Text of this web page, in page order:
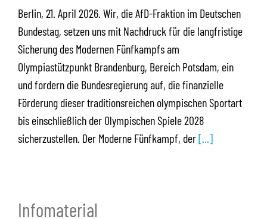
Berlin, 21. April 2026. Wir, die AfD-Fraktion im Deutschen
Bundestag, setzen uns mit Nachdruck für die langfristige
Sicherung des Modernen Fünfkampfs am
Olympiastützpunkt Brandenburg, Bereich Potsdam, ein
und fordern die Bundesregierung auf, die finanzielle
Förderung dieser traditionsreichen olympischen Sportart
bis einschließlich der Olympischen Spiele 2028
sicherzustellen. Der Moderne Fünfkampf, der[...]
Infomaterial